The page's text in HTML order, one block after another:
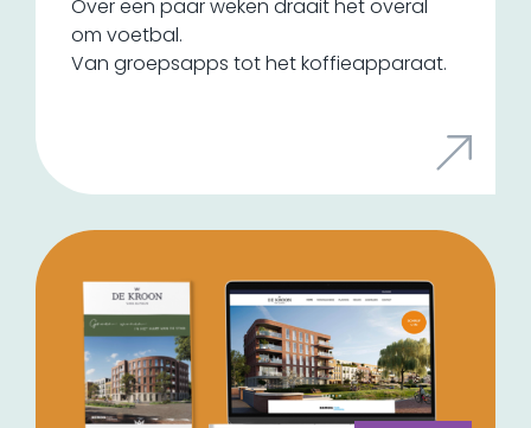
Over een paar weken draait het overal
om voetbal.
Van groepsapps tot het koffieapparaat.
Niet om 'ook iets met het WK te doen',
maar door slim in te haken op iets waar je